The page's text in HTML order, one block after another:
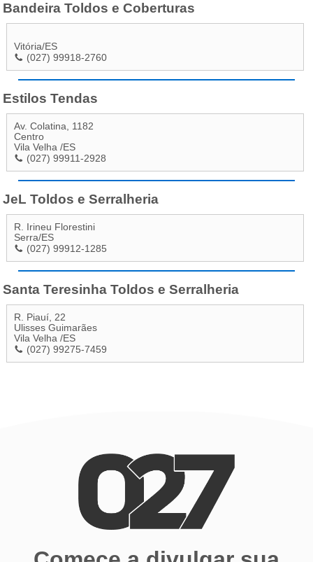
Bandeira Toldos e Coberturas
Vitória/ES
(027) 99918-2760
Estilos Tendas
Av. Colatina, 1182
Centro
Vila Velha /ES
(027) 99911-2928
JeL Toldos e Serralheria
R. Irineu Florestini
Serra/ES
(027) 99912-1285
Santa Teresinha Toldos e Serralheria
R. Piauí, 22
Ulisses Guimarães
Vila Velha /ES
(027) 99275-7459